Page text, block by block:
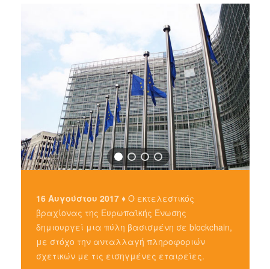
16 Αυγούστου 2017 ♦ Ο εκτελεστικός
βραχίονας της Ευρωπαϊκής Ένωσης
δημιουργεί μια πύλη βασισμένη σε blockchain,
με στόχο την ανταλλαγή πληροφοριών
σχετικών με τις εισηγμένες εταιρείες.